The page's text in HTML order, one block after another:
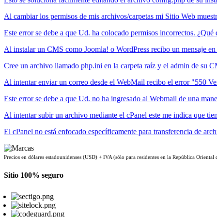
Al cambiar los permisos de mis archivos/carpetas mi Sitio Web
Este error se debe a que Ud. ha colocado permisos incorrectos.
Al instalar un CMS como Joomla! o WordPress recibo un mensaje
Cree un archivo llamado php.ini en la carpeta raíz y el admin de su
Al intentar enviar un correo desde el WebMail recibo el error "550
Este error se debe a que Ud. no ha ingresado al Webmail de una
Al intentar subir un archivo mediante el cPanel este me indica que
El cPanel no está enfocado específicamente para transferencia de
Precios en dólares estadounidenses (USD) + IVA (sólo para residentes en la República
Sitio 100% seguro